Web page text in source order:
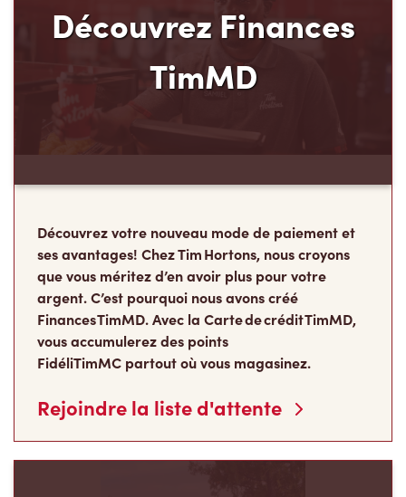
Découvrez Finances
TimMD
Découvrez votre nouveau mode de paiement et
ses avantages! Chez Tim Hortons, nous croyons
que vous méritez d’en avoir plus pour votre
argent. C’est pourquoi nous avons créé
Finances TimMD. Avec la Carte de crédit TimMD,
vous accumulerez des points
FidéliTimMC partout où vous magasinez.
Rejoindre la liste d'attente